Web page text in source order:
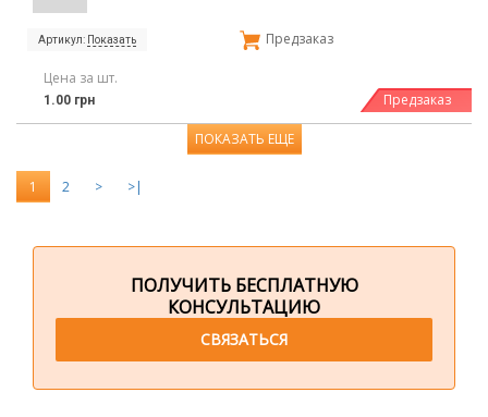
Артикул: Показать Предзаказ
Цена за шт.
1.00 грн Предзаказ
ПОКАЗАТЬ ЕЩЕ
1 2 > >|
ПОЛУЧИТЬ БЕСПЛАТНУЮ
КОНСУЛЬТАЦИЮ
СВЯЗАТЬСЯ